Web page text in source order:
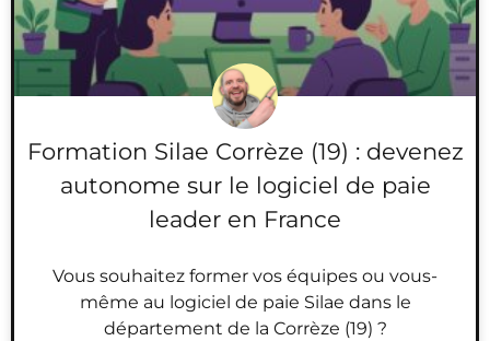
Formation Silae Corrèze (19) : devenez
autonome sur le logiciel de paie
leader en France
Vous souhaitez former vos équipes ou vous-
même au logiciel de paie Silae dans le
département de la Corrèze (19) ?